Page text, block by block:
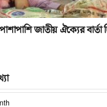
জাতীয় ঐক্যের